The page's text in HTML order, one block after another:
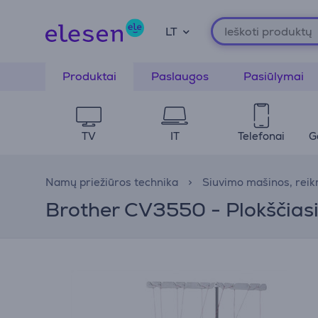
LT
Produktai Paslaugos Pasiūlymai
TV IT Telefonai
Namų priežiūros technika Siuvimo mašinos,
Brother CV3550 -